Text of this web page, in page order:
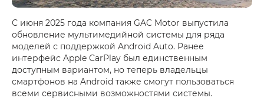
С июня 2025 года компания GAC Motor выпустила
обновление мультимедийной системы для ряда
моделей с поддержкой Android Auto. Ранее
интерфейс Apple CarPlay был единственным
доступным вариантом, но теперь владельцы
смартфонов на Android также смогут пользоваться
всеми сервисными возможностями системы.